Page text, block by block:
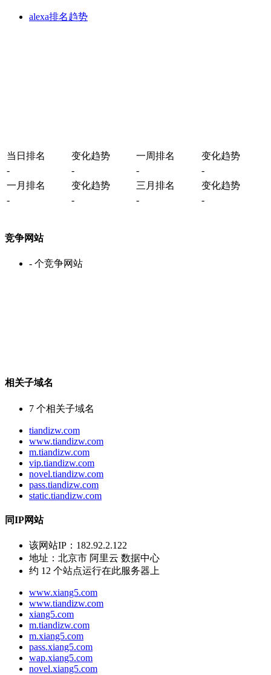
alexa排名趋势
当日排名 变化趋势 一周排名
变化趋势
-
- -
-
一月排名
变化趋势 三月排名
变化趋势
-
- - -
竞争网站
- 个竞争网站
相关子域名
7 个相关子域名
tiandizw.com
www.tiandizw.com
m.tiandizw.com
vip.tiandizw.com
novel.tiandizw.com
pass.tiandizw.com
static.tiandizw.com
同IP网站
该网站IP： 182.92.2.122
地址： 北京市 阿里云 数据中心
约 12 个站点运行在此服务器上
www.xiang5.com
www.tiandizw.com
xiang5.com
m.tiandizw.com
m.xiang5.com
pass.xiang5.com
wap.xiang5.com
novel.xiang5.com